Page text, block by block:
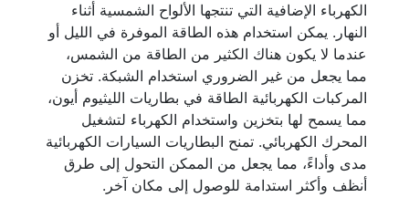
الكهرباء الإضافية التي تنتجها الألواح الشمسية أثناء
النهار. يمكن استخدام هذه الطاقة الموفرة في الليل أو
عندما لا يكون هناك الكثير من الطاقة من الشمس،
مما يجعل من غير الضروري استخدام الشبكة. تخزن
المركبات الكهربائية الطاقة في بطاريات الليثيوم أيون،
مما يسمح لها بتخزين واستخدام الكهرباء لتشغيل
المحرك الكهربائي. تمنح البطاريات السيارات الكهربائية
مدى وأداءً، مما يجعل من الممكن التحول إلى طرق
أنظف وأكثر استدامة للوصول إلى مكان آخر.